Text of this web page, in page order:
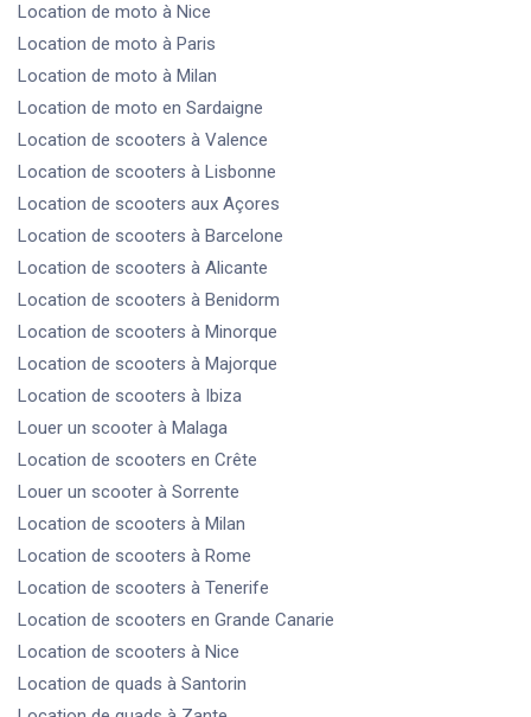
Location de moto à Nice
Location de moto à Paris
Location de moto à Milan
Location de moto en Sardaigne
Location de scooters à Valence
Location de scooters à Lisbonne
Location de scooters aux Açores
Location de scooters à Barcelone
Location de scooters à Alicante
Location de scooters à Benidorm
Location de scooters à Minorque
Location de scooters à Majorque
Location de scooters à Ibiza
Louer un scooter à Malaga
Location de scooters en Crête
Louer un scooter à Sorrente
Location de scooters à Milan
Location de scooters à Rome
Location de scooters à Tenerife
Location de scooters en Grande Canarie
Location de scooters à Nice
Location de quads à Santorin